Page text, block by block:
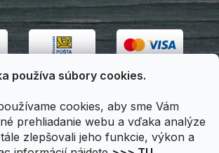
používa súbory cookies.
cookies, aby sme Vám
prehliadanie webu a vďaka analýze
zlepšovali jeho funkcie, výkon a